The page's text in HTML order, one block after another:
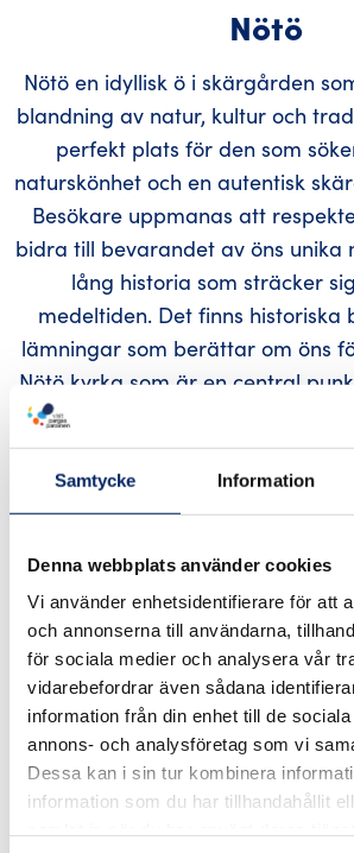
Samtycke Information
Denna webbplats använder cookies
Vi använder enhetsidentifierare för att
och annonserna till användarna,
för sociala medier och analysera vår
vidarebefordrar även sådana
information från din enhet till de
annons- och analysföretag som vi
Dessa kan i sin tur kombinera
information som du har tillhandahållit
Nötö
Nötö en idyllisk ö i skärgården
blandning av natur, kultur och
perfekt plats för den som
naturskönhet och en autentisk
Besökare uppmanas att
bidra till bevarandet av öns unika
lång historia som sträcker
medeltiden. Det finns historiska
lämningar som berättar om öns
Nötö kyrka som är en central
fågelskådning och vandring finns
fiske och paddling (bör
flera stigar och leder som gör
utforska dess olika
Start med m/s Utö från Pärnäs
Förbindelsebåten startar på
tillbaka i Pärnäs kl 17.45, samt
11.10, retur kl 20.30. Turerna bör
bokningssystemet.
Boka